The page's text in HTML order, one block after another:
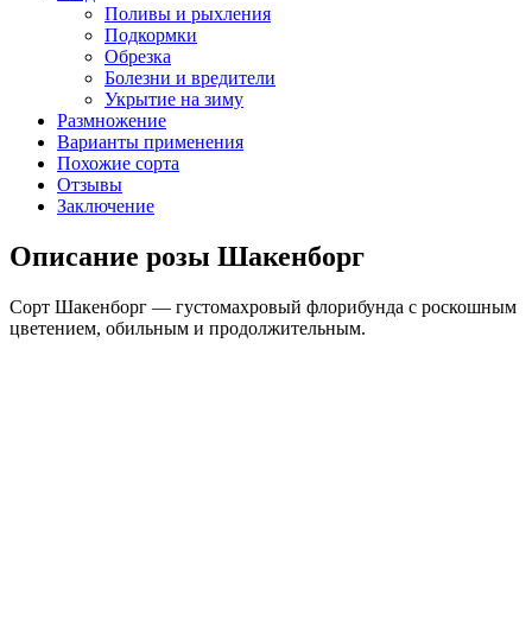
Поливы и рыхления
Подкормки
Обрезка
Болезни и вредители
Укрытие на зиму
Размножение
Варианты применения
Похожие сорта
Отзывы
Заключение
Описание розы Шакенборг
Сорт Шакенборг — густомахровый флорибунда с роскошным
цветением, обильным и продолжительным.